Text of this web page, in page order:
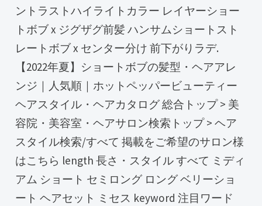
ントラストハイライトカラー レイヤーショー
トボブ x ジグザグ前髪 ハンサムショートスト
レートボブ x センター分け 前下がりラデ.
【2022年夏】ショートボブの髪型・ヘアアレ
ンジ｜人気順｜ホットペッパービューティー
ヘアスタイル・ヘアカタログ 総合トップ > 美
容院・美容室・ヘアサロン検索トップ > ヘア
スタイル検索/すべて 掲載をご希望のサロン様
はこちら length 長さ・スタイル すべて ミディ
アム ショート セミロング ロング ベリーショ
ート ヘアセット ミセス keyword 注目ワード